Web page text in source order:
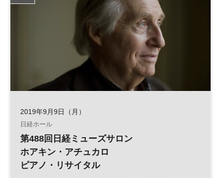
2019年9月9日（月）
日経ホール
第488回日経ミューズサロン
ホアキン・アチュカロ
ピアノ・リサイタル